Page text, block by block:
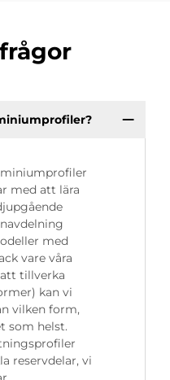
med att lära
med
vare våra
tillverka
kan vi
vilken form,
som helst.
reservdelar, vi